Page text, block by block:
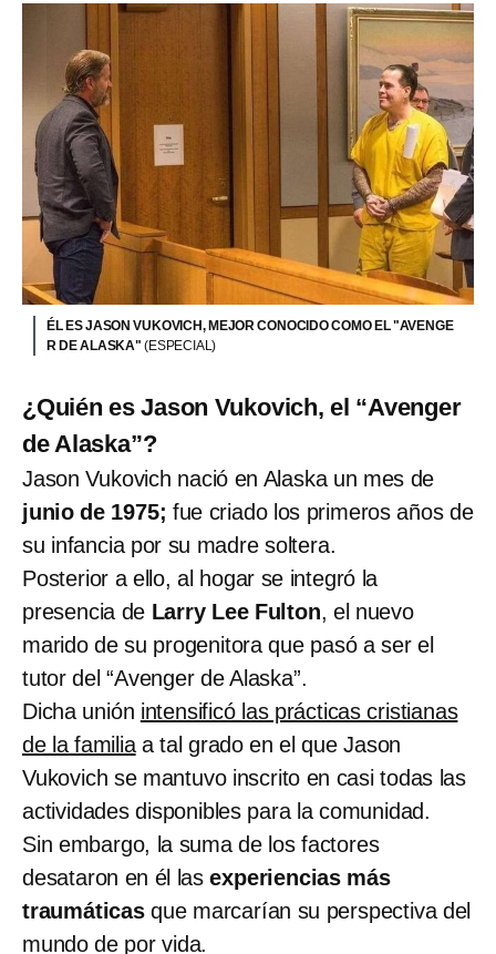
ÉL ES JASON VUKOVICH, MEJOR CONOCIDO COMO EL "AVENGE
R DE ALASKA"(ESPECIAL)
¿Quién es Jason Vukovich, el “Avenger
de Alaska”?
Jason Vukovich nació en Alaska un mes de
junio de 1975; fue criado los primeros años de
su infancia por su madre soltera.
Posterior a ello, al hogar se integró la
presencia de Larry Lee Fulton, el nuevo
marido de su progenitora que pasó a ser el
tutor del “Avenger de Alaska”.
Dicha unión intensificó las prácticas cristianas
de la familiaa tal grado en el que Jason
Vukovich se mantuvo inscrito en casi todas las
actividades disponibles para la comunidad.
Sin embargo, la suma de los factores
desataron en él lasexperiencias más
traumáticasque marcarían su perspectiva del
mundo de por vida.